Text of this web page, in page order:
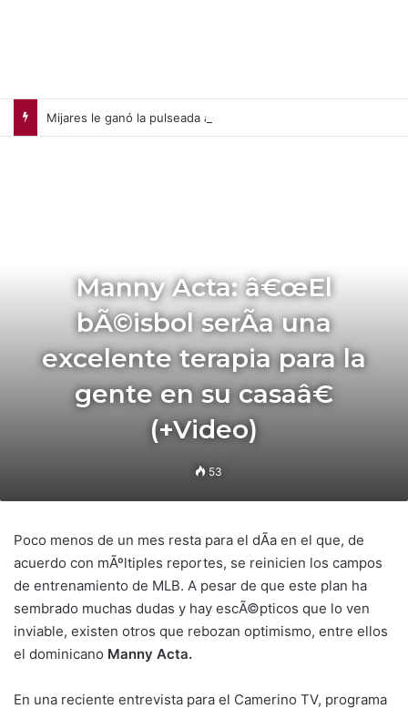
Manny Acta: â€œEl
bÃ©isbol serÃ­a una
excelente terapia para la
gente en su casaâ€
(+Video)
53
Poco menos de un mes resta para el dÃ­a en el que, de
acuerdo con mÃºltiples reportes, se reinicien los campos
de entrenamiento de MLB. A pesar de que este plan ha
sembrado muchas dudas y hay escÃ©pticos que lo ven
inviable, existen otros que rebozan optimismo, entre ellos
el dominicano Manny Acta.
En una reciente entrevista para el Camerino TV, programa